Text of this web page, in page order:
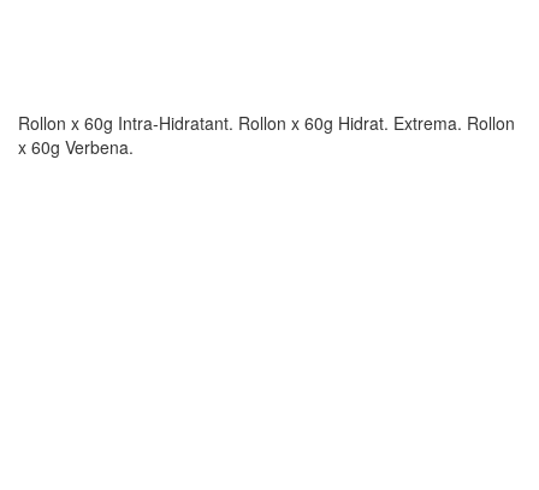
Rollon x 60g Intra-Hidratant. Rollon x 60g Hidrat. Extrema. Rollon
x 60g Verbena.